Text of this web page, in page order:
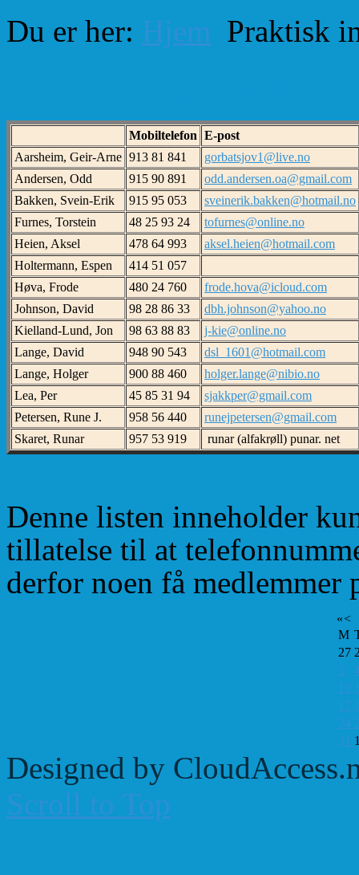
Du er her: Hjem Praktisk
Mobiltelefon E-post
Aarsheim, Geir-Arne 913 81 841
gorbatsjov1@live.no
Andersen, Odd
915 90 891
odd.andersen.oa@gmail.com
Bakken, Svein-Erik
915 95 053
sveinerik.bakken@hotmail.no
Furnes, Torstein
48 25 93 24
tofurnes@online.no
Heien, Aksel
478 64 993
aksel.heien@hotmail.com
Holtermann, Espen
414 51 057
Høva, Frode
480 24 760
frode.hova@icloud.com
Johnson, David
98 28 86 33
dbh.johnson@yahoo.no
Kielland-Lund, Jon
98 63 88 83
j-kie@online.no
Lange, David
948 90 543
dsl_1601@hotmail.com
Lange, Holger
900 88 460
holger.lange@nibio.no
Lea, Per
45 85 31 94
sjakkper@gmail.com
Petersen, Rune J.
958 56 440
runejpetersen@gmail.com
Skaret, Runar
957 53 919 runar (alfakrøll) punar. net
Denne listen inneholder
tillatelse til at
derfor noen få medlemmer
«<
M
27
3
10
17
24
31
Designed by
Scroll to Top